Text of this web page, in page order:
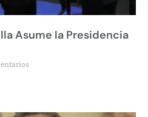
Asume la Presidencia